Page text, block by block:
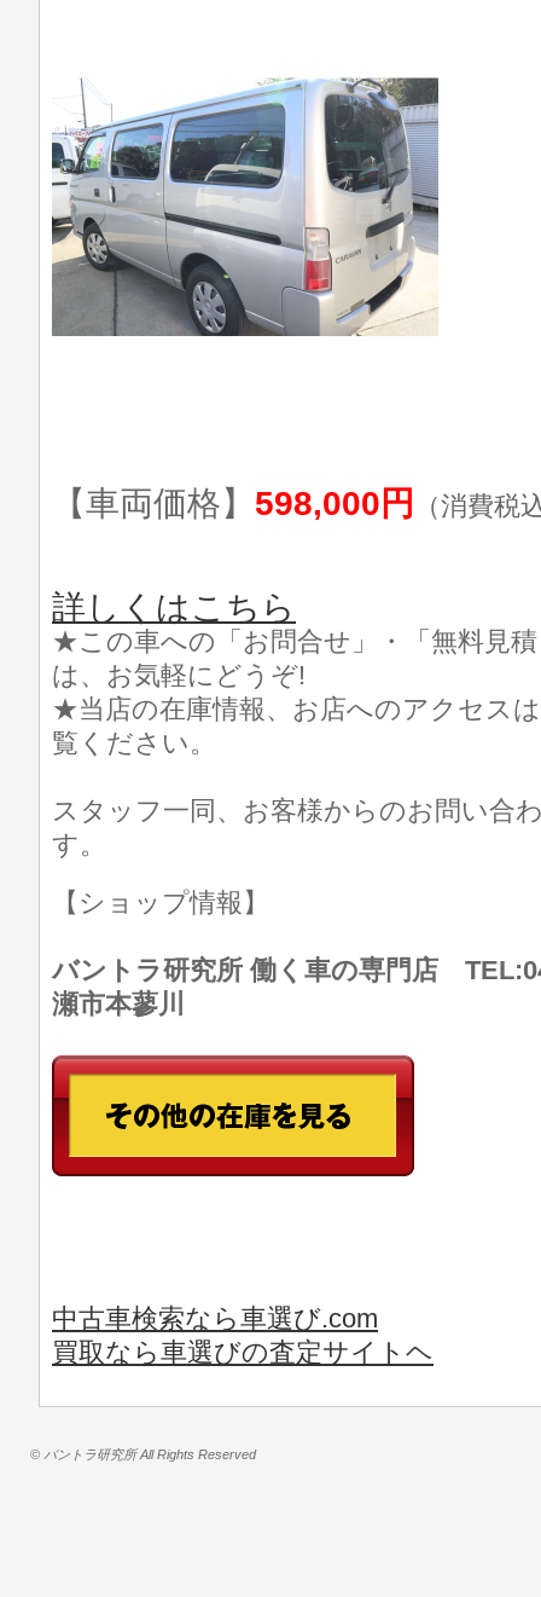
【車両価格】 598,000円 （消費税
詳しくはこちら
★この車への「お問合せ」・「無料見
は、お気軽にどうぞ!
★当店の在庫情報、お店へのアクセス
覧ください。
スタッフ一同、お客様からのお問い合
す。
【ショップ情報】
バントラ研究所 働く車の専門店
瀬市本蓼川
中古車検索なら車選び.com
買取なら車選びの査定サイトヘ
© バントラ研究所 All Rights Reserved